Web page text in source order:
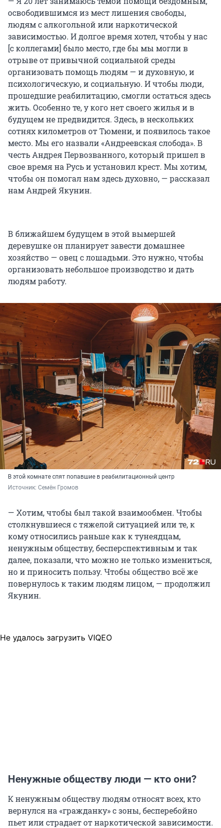
освободившимся из мест лишения свободы,
людям с алкогольной или наркотической
зависимостью. И долгое время хотел, чтобы у нас
[с коллегами] было место, где бы мы могли в
отрыве от привычной социальной среды
организовать помощь людям — и духовную, и
психологическую, и социальную. И чтобы люди,
прошедшие реабилитацию, смогли остаться здесь
жить. Особенно те, у кого нет своего жилья и в
будущем не предвидится. Здесь, в нескольких
сотнях километров от Тюмени, и появилось такое
место. Мы его назвали «Андреевская слобода». В
честь Андрея Первозванного, который пришел в
свое время на Русь и установил крест. Мы хотим,
чтобы он помогал нам здесь духовно, — рассказал
нам Андрей Якунин.
В ближайшем будущем в этой вымершей
деревушке он планирует завести домашнее
хозяйство — овец с лошадьми. Это нужно, чтобы
организовать небольшое производство и дать
людям работу.
В этой комнате спят попавшие в реабилитационный центр
Источник: Семён Громов
— Хотим, чтобы был такой взаимообмен. Чтобы
столкнувшиеся с тяжелой ситуацией или те, к
кому относились раньше как к тунеядцам,
ненужным обществу, бесперспективным и так
далее, показали, что можно не только измениться,
но и приносить пользу. Чтобы общество всё же
повернулось к таким людям лицом, — продолжил
Якунин.
Не удалось загрузить VIQEO
Ненужные обществу люди — кто они?
К ненужным обществу людям относят всех, кто
вернулся на «гражданку» с зоны, бесперебойно
пьет или страдает от наркотической зависимости.